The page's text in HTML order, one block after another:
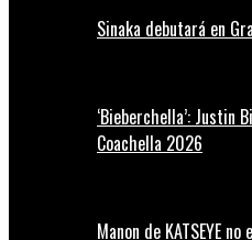
Sinaka debutará en
‘Bieberchella’: Justin
Coachella 2026
Manon de KATSEYE